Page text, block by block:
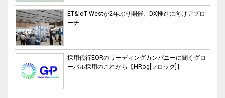
ET&IoT Westが2年ぶり開催、DX推進に向けアプロ
ーチ
採用代行EORのリーディングカンパニーに聞くグロ
ーバル採用のこれから【HRog[フロッグ]】